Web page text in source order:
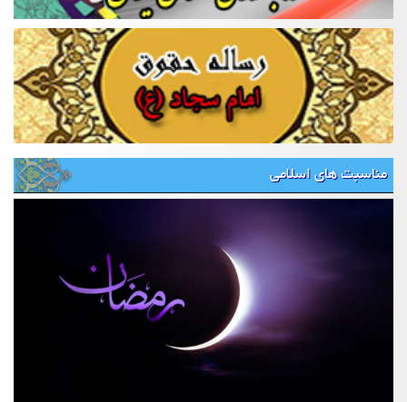
مناسبت های اسلامی